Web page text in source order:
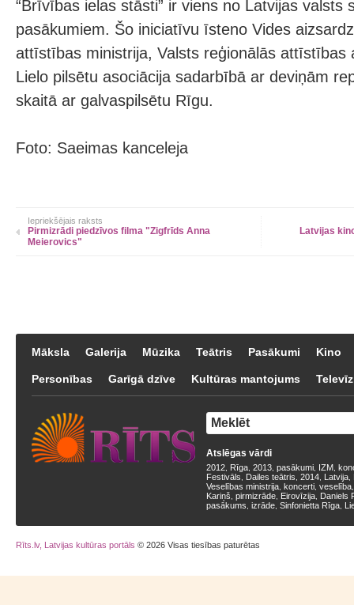
“Brīvības ielas stāsti” ir viens no Latvijas valsts
pasākumiem. Šo iniciatīvu īsteno Vides
attīstības ministrija, Valsts reģionālās attīstības
Lielo pilsētu asociācija sadarbībā ar deviņām
skaitā ar galvaspilsētu Rīgu.
Foto: Saeimas kanceleja
Iepriekšējais raksts
Pirmizrādi piedzīvos filma "Zigfrīds Anna
Meierovics"
Latvijas
Māksla Galerija Mūzika Teātris Pasākumi Kino
Personības Garīgā dzīve Kultūras mantojums
Atslēgas vārdi
2012 Rīga 2013 pasākumi IZM
Festivāls
Dailes teātris 2014 Latvija
Veselības ministrija koncerti veselība
Kariņš pirmizrāde Eirovīzija Daniels
pasākums izrāde Sinfonietta Rīga
Rīts.lv, Latvijas kultūras portāls © 2026 Visas tiesības paturētas